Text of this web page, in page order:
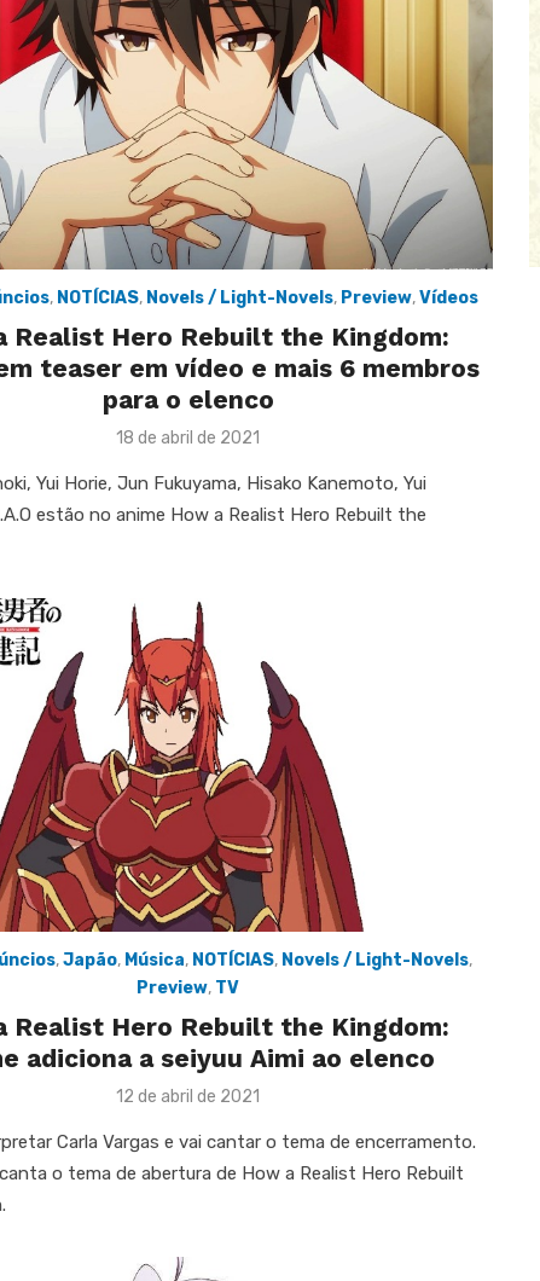
, NOTÍCIAS, Novels / Light-Novels, Preview,Vídeos
Realist Hero Rebuilt the Kingdom:
teaser em vídeo e mais 6 membros
para o elenco
Posted
18 de abril de 2021
Yui Horie, Jun Fukuyama, Hisako Kanemoto, Yui
estão no anime How a Realist Hero Rebuilt the
,Japão, Música, NOTÍCIAS, Novels / Light-Novels,
Preview, TV
Realist Hero Rebuilt the Kingdom:
adiciona a seiyuu Aimi ao elenco
Posted
12 de abril de 2021
Carla Vargas e vai cantar o tema de encerramento.
o tema de abertura de How a Realist Hero Rebuilt